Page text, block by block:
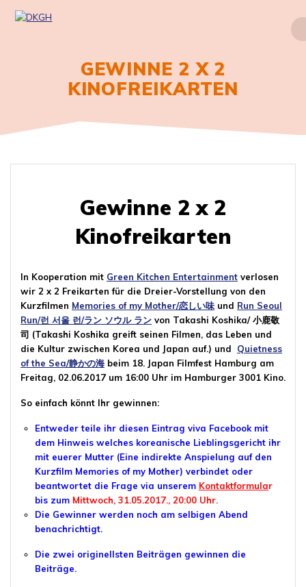
GEWINNE 2 X 2
KINOFREIKARTEN
Gewinne 2 x 2
Kinofreikarten
In Kooperation mit Green Kitchen Entertainment verlosen
wir 2 x 2 Freikarten für die Dreier-Vorstellung von den
Kurzfilmen Memories of my Mother/恋しい味und Run Seoul
Run/런 서울 런/ラン ソウル ラン von Takashi Koshika/ 小鹿敬
司 (Takashi Koshika greift seinen Filmen, das Leben und
die Kultur zwischen Korea und Japan auf.) und Quietness
of the Sea/静かの海 beim 18. Japan Filmfest Hamburg am
Freitag, 02.06.2017 um 16:00 Uhr im Hamburger 3001 Kino.
So einfach könnt Ihr gewinnen:
Entweder teile ihr diesen Eintrag viva Facebook mit
dem Hinweis welches koreanische Lieblingsgericht ihr
mit euerer Mutter (Eine indirekte Anspielung auf den
Kurzfilm Memories of my Mother) verbindet oder
beantwortet die Frage via unserem Kontaktformular
bis zum Mittwoch, 31.05.2017., 20:00 Uhr.
Die Gewinner werden noch am selbigen Abend
benachrichtigt.
Die zwei originellsten Beiträgen gewinnen die
Beiträge.